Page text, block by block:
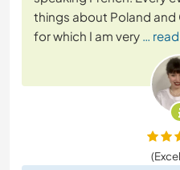
things about Poland and
for which I am very …